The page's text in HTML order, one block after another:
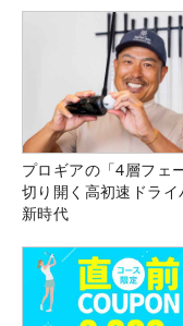
プロギアの「4層フェ
切り開く高初速ドライ
新時代